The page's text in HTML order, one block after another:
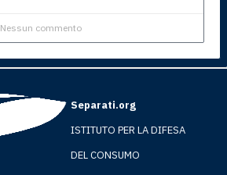
Nessun commento
Separati.org
ISTITUTO PER LA DIFESA
DEL CONSUMO